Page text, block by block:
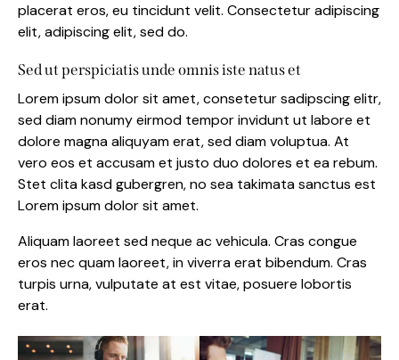
placerat eros, eu tincidunt velit. Consectetur adipiscing
elit, adipiscing elit, sed do.
Sed ut perspiciatis unde omnis iste natus et
Lorem ipsum dolor sit amet, consetetur sadipscing elitr,
sed diam nonumy eirmod tempor invidunt ut labore et
dolore magna aliquyam erat, sed diam voluptua. At
vero eos et accusam et justo duo dolores et ea rebum.
Stet clita kasd gubergren, no sea takimata sanctus est
Lorem ipsum dolor sit amet.
Aliquam laoreet sed neque ac vehicula. Cras congue
eros nec quam laoreet, in viverra erat bibendum. Cras
turpis urna, vulputate at est vitae, posuere lobortis
erat.